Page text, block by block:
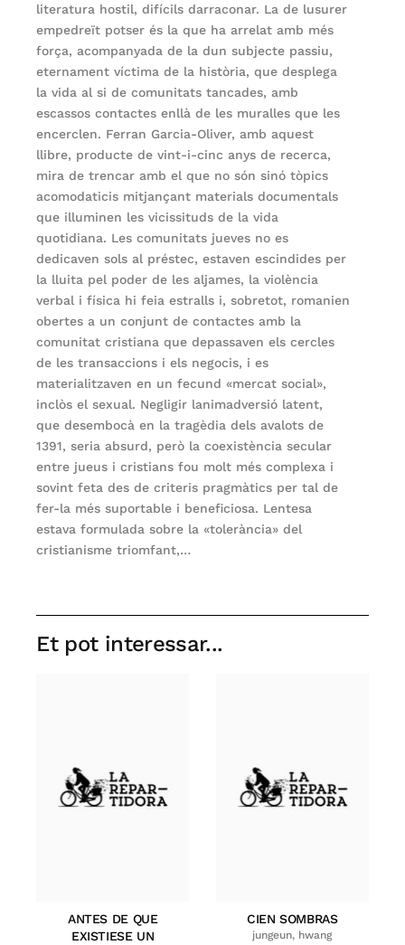
literatura hostil, difícils darraconar. La de lusurer
empedreït potser és la que ha arrelat amb més
força, acompanyada de la dun subjecte passiu,
eternament víctima de la història, que desplega
la vida al si de comunitats tancades, amb
escassos contactes enllà de les muralles que les
encerclen. Ferran Garcia-Oliver, amb aquest
llibre, producte de vint-i-cinc anys de recerca,
mira de trencar amb el que no són sinó tòpics
acomodaticis mitjançant materials documentals
que illuminen les vicissituds de la vida
quotidiana. Les comunitats jueves no es
dedicaven sols al préstec, estaven escindides per
la lluita pel poder de les aljames, la violència
verbal i física hi feia estralls i, sobretot, romanien
obertes a un conjunt de contactes amb la
comunitat cristiana que depassaven els cercles
de les transaccions i els negocis, i es
materialitzaven en un fecund «mercat social»,
inclòs el sexual. Negligir lanimadversió latent,
que desembocà en la tragèdia dels avalots de
1391, seria absurd, però la coexistència secular
entre jueus i cristians fou molt més complexa i
sovint feta des de criteris pragmàtics per tal de
fer-la més suportable i beneficiosa. Lentesa
estava formulada sobre la «tolerància» del
cristianisme triomfant,…
Et pot interessar...
ANTES DE QUE
EXISTIESE UN
CIEN SOMBRAS
jungeun, hwang